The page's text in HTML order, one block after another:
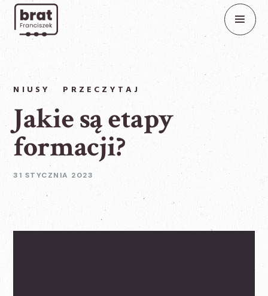
NIUSY PRZECZYTAJ
Jakie są etapy
formacji?
31 STYCZNIA 2023